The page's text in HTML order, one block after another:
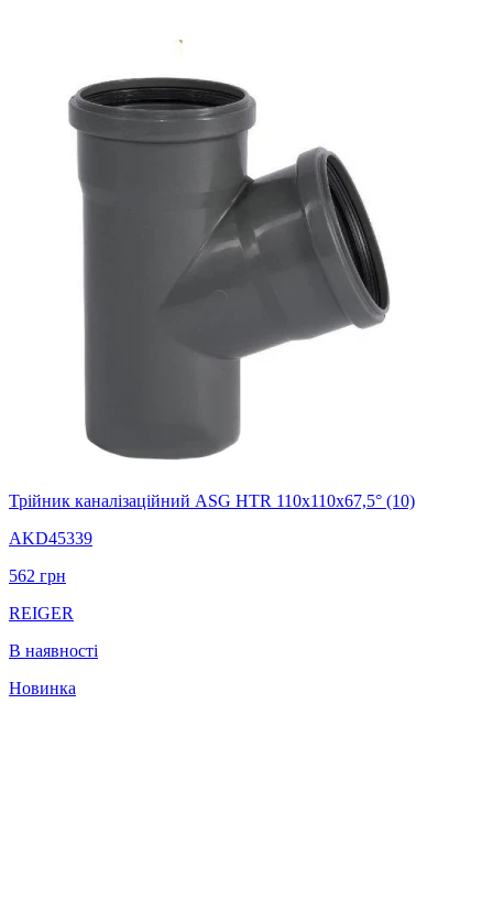
Трійник каналізаційний ASG HTR 110х110x67,5° (10)
AKD45339
562 грн
REIGER
В наявності
Новинка